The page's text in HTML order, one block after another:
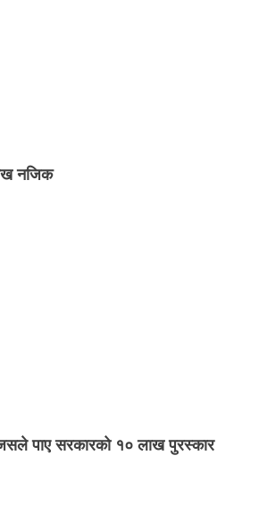
नजिक
पाए सरकारको १० लाख पुरस्कार